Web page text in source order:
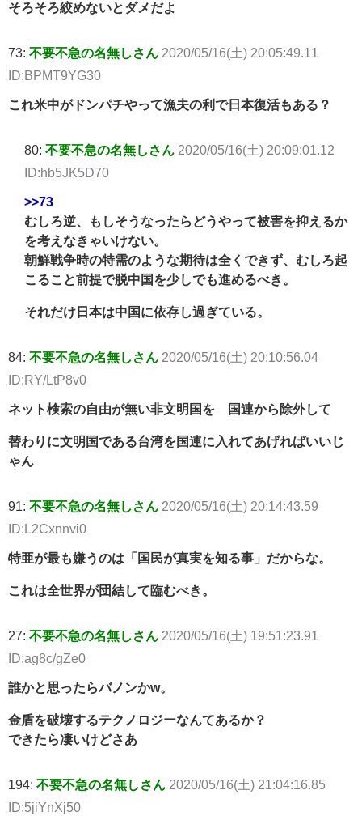
そろそろ絞めないとダメだよ
73: 不要不急の名無しさん 2020/05/16(土) 20:05:49.11
ID:BPMT9YG30
これ米中がドンパチやって漁夫の利で日本復活もある？
80: 不要不急の名無しさん 2020/05/16(土) 20:09:01.12
ID:hb5JK5D70
>>73
むしろ逆、もしそうなったらどうやって被害を抑えるか
を考えなきゃいけない。
朝鮮戦争時の特需のような期待は全くできず、むしろ起
こること前提で脱中国を少しでも進めるべき。
それだけ日本は中国に依存し過ぎている。
84: 不要不急の名無しさん 2020/05/16(土) 20:10:56.04
ID:RY/LtP8v0
ネット検索の自由が無い非文明国を 国連から除外して
替わりに文明国である台湾を国連に入れてあげればいいじ
ゃん
91: 不要不急の名無しさん 2020/05/16(土) 20:14:43.59
ID:L2Cxnnvi0
特亜が最も嫌うのは「国民が真実を知る事」だからな。
これは全世界が団結して臨むべき。
27: 不要不急の名無しさん 2020/05/16(土) 19:51:23.91
ID:ag8c/gZe0
誰かと思ったらバノンかw。
金盾を破壊するテクノロジーなんてあるか？
できたら凄いけどさあ
194: 不要不急の名無しさん 2020/05/16(土) 21:04:16.85
ID:5jiYnXj50